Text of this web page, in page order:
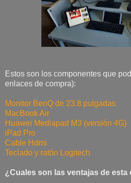
Estos son los componentes que
enlaces de compra):
Monitor BenQ de 23.8 pulgadas
MacBook Air
Huawei Mediapad M3 (versión 4G)
iPad Pro
Cable Hdmi
Teclado y ratón Logitech
¿Cuales son las ventajas de